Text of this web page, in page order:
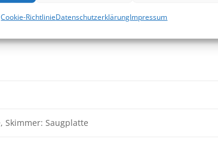
Cookie-RichtlinieDatenschutzerklärungImpressum
Skimmer: Saugplatte